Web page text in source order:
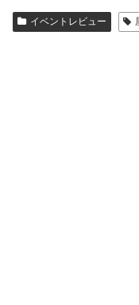
イベントレビュー